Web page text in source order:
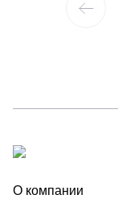
О компании